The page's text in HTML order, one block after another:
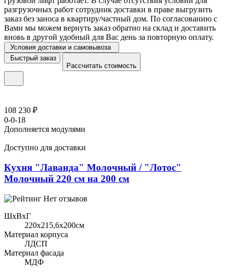
разгрузочных работ сотрудник доставки в праве выгрузить
заказ без заноса в квартиру/частный дом. По согласованию с
Вами мы можем вернуть заказ обратно на склад и доставить
вновь в другой удобный для Вас день за повторную оплату.
Условия доставки и самовывоза
Быстрый заказ
Рассчитать стоимость
108 230 ₽
0-0-18
Дополняется модулями
Доступно для доставки
Кухня "Лаванда" Молочный / "Лотос"
Молочный 220 см на 200 см
Нет отзывов
ШхВхГ
220x215,6х200см
Материал корпуса
ЛДСП
Материал фасада
МДФ